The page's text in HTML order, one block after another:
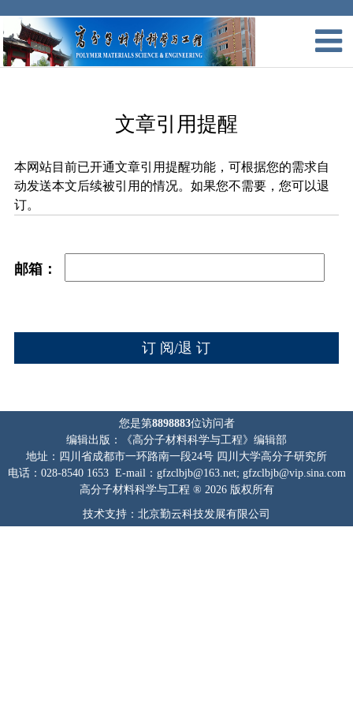
文章引用提醒
本网站目前已开通文章引用提醒功能，可根据您的需求自
动发送本文后续被引用的情况。如果您不需要，您可以退
订。
邮箱：
您是第8898883位访问者
编辑出版：《高分子材料科学与工程》编辑部
地址：四川省成都市一环路南一段24号 四川大学高分子研究所
电话：028-8540 1653 E-mail：gfzclbjb@163.net; gfzclbjb@vip.sina.com
高分子材料科学与工程 ® 2026 版权所有
技术支持：北京勤云科技发展有限公司